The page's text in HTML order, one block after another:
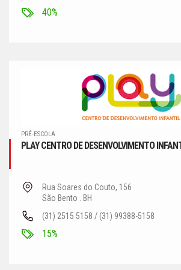
40%
PRÉ-ESCOLA
PLAY CENTRO DE DESENVOLVIMENTO
Rua Soares do Couto, 156
São Bento . BH
(31) 2515 5158 / (31) 99388-5158
15%